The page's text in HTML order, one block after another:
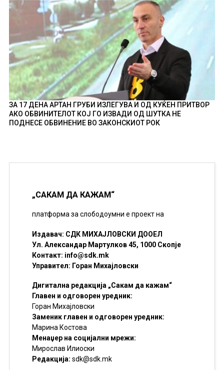
ЗА 17 ДЕНА АРТАН ГРУБИ ИЗЛЕГУВА И ОД КУЌЕН ПРИТВОР
АКО ОБВИНИТЕЛОТ КОЈ ГО ИЗВАДИ ОД ШУТКА НЕ
ПОДНЕСЕ ОБВИНЕНИЕ ВО ЗАКОНСКИОТ РОК
„САКАМ ДА КАЖАМ“
платформа за слободоумни е проект на
Издавач: СДК МИХАЈЛОВСКИ ДООЕЛ
Ул. Александар Мартулков 45, 1000 Скопје
Контакт: info@sdk.mk
Управител: Горан Михајловски
Дигитална редакција „Сакам да кажам“
Главен и одговорен уредник:
Горан Михајловски
Заменик главен и одговорен уредник:
Марина Костова
Менаџер на социјални мрежи:
Мирослав Илиоски
Редакцијa: sdk@sdk.mk